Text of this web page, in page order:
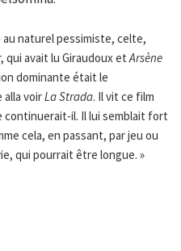
naturel pessimiste, celte,
qui avait lu Giraudoux etArsène
dominante était le
alla voirLa Strada. Il vit ce film
il. Il lui semblait fort
cela, en passant, par jeu ou
qui pourrait être longue. »